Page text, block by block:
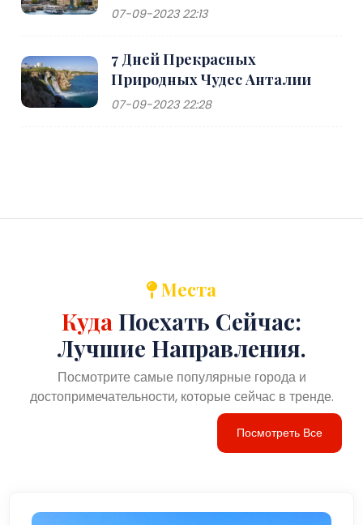
07-09-2023 22:13
7 Дней Прекрасных
Природных Чудес Анталии
07-09-2023 22:28
Места
Куда Поехать Сейчас:
Лучшие Направления.
Посмотрите самые популярные города и
достопримечательности, которые сейчас в тренде.
Посмотреть Все